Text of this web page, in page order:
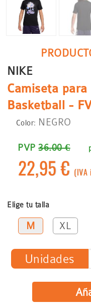
NIKE
Camiseta
Basketball -
Color: NEGRO
PVP36.00 €
22,95 € (IVA
Elige tu talla
M XL
Unidades